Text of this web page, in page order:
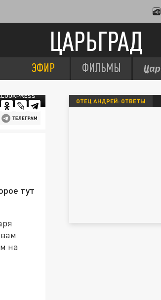
ЦАРЬГРАД
ЭФИР ФИЛЬМЫ
тут
на
ОТЕЦ АНДРЕЙ: ОТВЕТЫ